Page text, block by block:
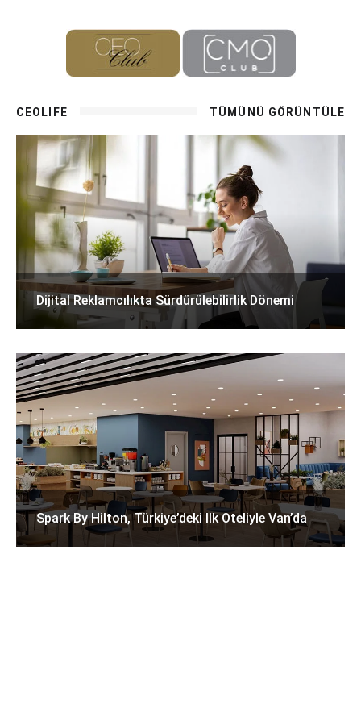
CEOLIFE TÜMÜNÜ GÖRÜNTÜLE
Dijital Reklamcılıkta Sürdürülebilirlik Dönemi
Spark By Hilton, Türkiye’deki Ilk Oteliyle Van’da